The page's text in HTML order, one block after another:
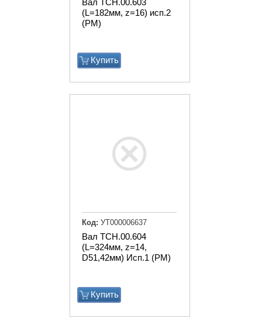
Вал ТСН.00.603
(L=182мм, z=16) исп.2
(РМ)
Купить
Вал ТСН.00.604
(L=324мм, z=14,
D51,42мм) Исп.1 (РМ)
Купить
Код: УТ000006637